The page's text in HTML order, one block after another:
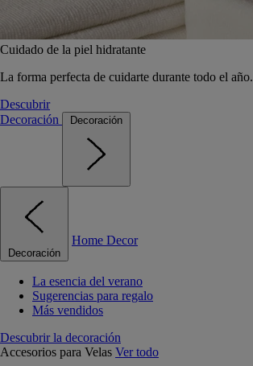
Cuidado de la piel hidratante
La forma perfecta de cuidarte durante todo el año.
Descubrir
Decoración
Decoración
Decoración
Home Decor
La esencia del verano
Sugerencias para regalo
Más vendidos
Descubrir la decoración
Accesorios para Velas Ver todo